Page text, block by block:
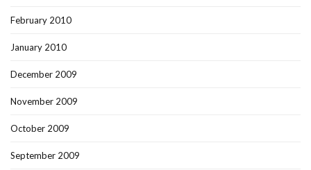
February 2010
January 2010
December 2009
November 2009
October 2009
September 2009